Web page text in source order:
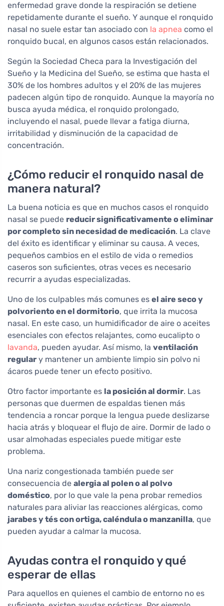
enfermedad grave donde la respiración se detiene
repetidamente durante el sueño. Y aunque el ronquido
nasal no suele estar tan asociado con la apnea como el
ronquido bucal, en algunos casos están relacionados.
Según la Sociedad Checa para la Investigación del
Sueño y la Medicina del Sueño, se estima que hasta el
30% de los hombres adultos y el 20% de las mujeres
padecen algún tipo de ronquido. Aunque la mayoría no
busca ayuda médica, el ronquido prolongado,
incluyendo el nasal, puede llevar a fatiga diurna,
irritabilidad y disminución de la capacidad de
concentración.
¿Cómo reducir el ronquido nasal de
manera natural?
La buena noticia es que en muchos casos el ronquido
nasal se puede reducir significativamente o eliminar
por completo sin necesidad de medicación. La clave
del éxito es identificar y eliminar su causa. A veces,
pequeños cambios en el estilo de vida o remedios
caseros son suficientes, otras veces es necesario
recurrir a ayudas especializadas.
Uno de los culpables más comunes es el aire seco y
polvoriento en el dormitorio, que irrita la mucosa
nasal. En este caso, un humidificador de aire o aceites
esenciales con efectos relajantes, como eucalipto o
lavanda, pueden ayudar. Así mismo, la ventilación
regular y mantener un ambiente limpio sin polvo ni
ácaros puede tener un efecto positivo.
Otro factor importante es la posición al dormir. Las
personas que duermen de espaldas tienen más
tendencia a roncar porque la lengua puede deslizarse
hacia atrás y bloquear el flujo de aire. Dormir de lado o
usar almohadas especiales puede mitigar este
problema.
Una nariz congestionada también puede ser
consecuencia de alergia al polen o al polvo
doméstico, por lo que vale la pena probar remedios
naturales para aliviar las reacciones alérgicas, como
jarabes y tés con ortiga, caléndula o manzanilla, que
pueden ayudar a calmar la mucosa.
Ayudas contra el ronquido y qué
esperar de ellas
Para aquellos en quienes el cambio de entorno no es